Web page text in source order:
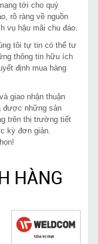
tới cho quý
rõ ràng về nguồn
vụ hậu mãi chu đáo.
tôi tự tin có thể tư
thông tin hữu ích
định mua hàng
giao nhận thuận
được những sản
trên thị trường tiết
kỳ đơn giản.
HÀNG